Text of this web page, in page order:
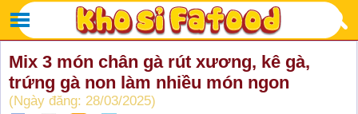
Mix 3 món chân gà rút xương, kê gà,
trứng gà non làm nhiều món ngon
(Ngày đăng: 28/03/2025)